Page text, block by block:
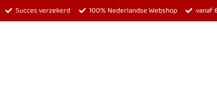
Succes verzekerd 100% Nederlandse Webshop vanaf